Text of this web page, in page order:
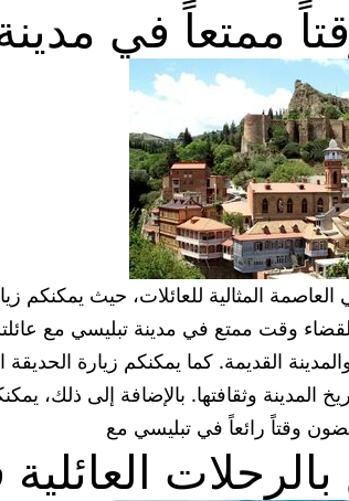
ممتعاً في
العاصمة المثالية للعائلات، حيث يمكنكم
وقت ممتع في مدينة تبليسي مع
القديمة. كما يمكنكم زيارة
المدينة وثقافتها. بالإضافة إلى ذلك،
وقتاً رائعاً في تبليسي مع